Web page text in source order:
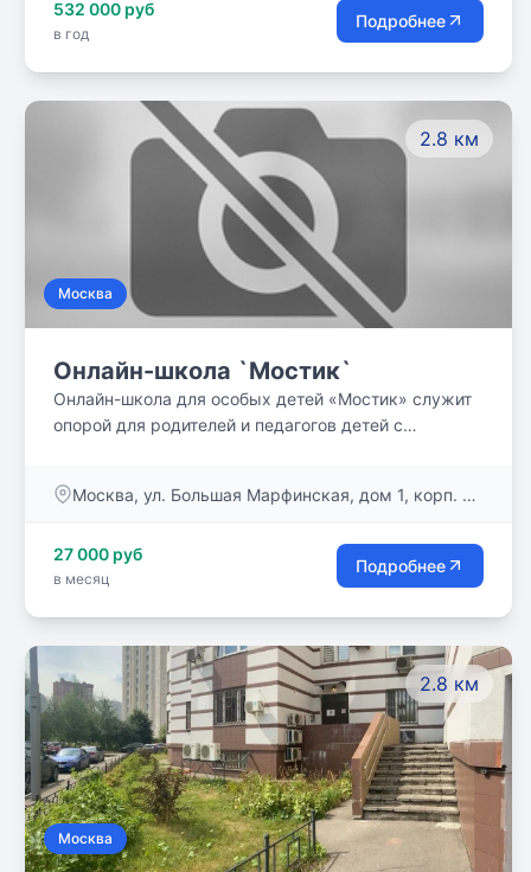
заинтересованное отношение к каждому ребёнку -
отношение, при котором ученик не чувствовал себя
внешкольных делах.
532 000 руб
в год
Подробнее
2.8 км
Москва
Онлайн-школа `Мостик`
Онлайн-школа для особых детей «Мостик» служит
опорой для родителей и педагогов детей с
Москва, ул. Большая Марфинская, дом 1, корп. 3,
27 000 руб
в месяц
Подробнее
2.8 км
Москва